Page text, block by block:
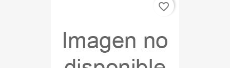
favorite_border